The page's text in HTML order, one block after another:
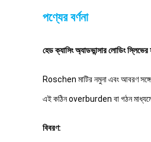
পণ্যের বর্ণনা
হেড ক্যাসিং অ্যাডভান্সার লোডিং
Roschen মাটির নমুনা এবং আবরণ
এই কঠিন overburden বা গঠন
বিবরণ: